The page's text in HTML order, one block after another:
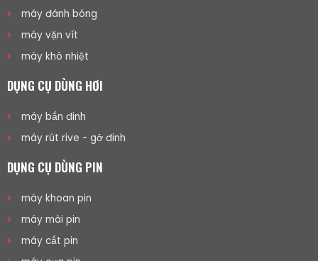
máy đánh bóng
máy vặn vít
máy khò nhiệt
DỤNG CỤ DÙNG HƠI
máy bắn đinh
máy rút rive - gở đinh
DỤNG CỤ DÙNG PIN
máy khoan pin
máy mài pin
máy cắt pin